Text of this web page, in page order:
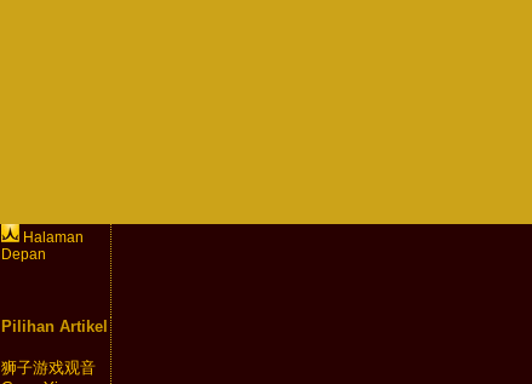
Halaman
Depan
Pilihan Artikel
狮子游戏观音